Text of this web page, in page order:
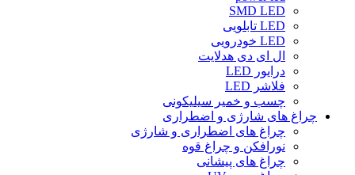
SMD LED
LED تابلویی
LED خودرویی
ال ای دی هدلایت
درایور LED
فلاشر LED
چسب و خمیر سیلیکونی
چراغ های شارژی و اضطراری
چراغ های اضطراری و شارژی
نورافکن و چراغ قوه
چراغ های پیشانی